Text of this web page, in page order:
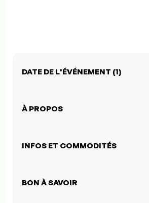
DATE DE L'ÉVÉNEMENT (1)
À PROPOS
INFOS ET COMMODITÉS
BON À SAVOIR